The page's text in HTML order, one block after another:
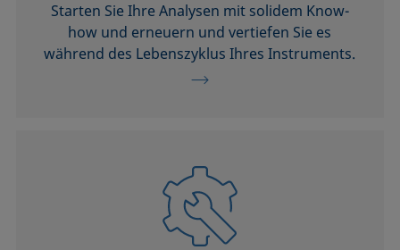
Starten Sie Ihre Analysen mit solidem Know-
how und erneuern und vertiefen Sie es
während des Lebenszyklus Ihres Instruments.